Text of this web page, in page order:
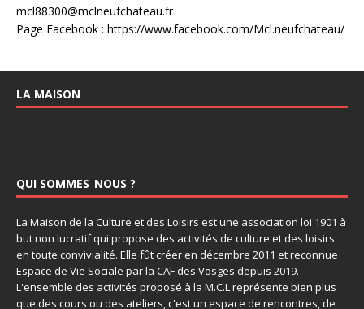
mcl88300@mclneufchateau.fr
Page Facebook : https://www.facebook.com/Mcl.neufchateau/
LA MAISON
QUI SOMMES_NOUS ?
La Maison de la Culture et des Loisirs est une association loi 1901 à
but non lucratif qui propose des activités de culture et des loisirs
en toute convivialité. Elle fût créer en décembre 2011 et reconnue
Espace de Vie Sociale par la CAF des Vosges depuis 2019.
L'ensemble des activités proposé à la M.C.L représente bien plus
que des cours ou des ateliers, c'est un espace de rencontres, de